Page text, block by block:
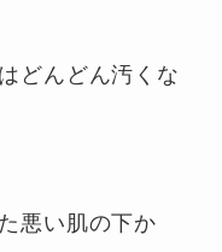
どんどん汚くな
悪い肌の下か